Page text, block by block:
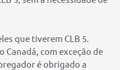
que tiverem CLB 5.
Canadá, com exceção de
é obrigado a